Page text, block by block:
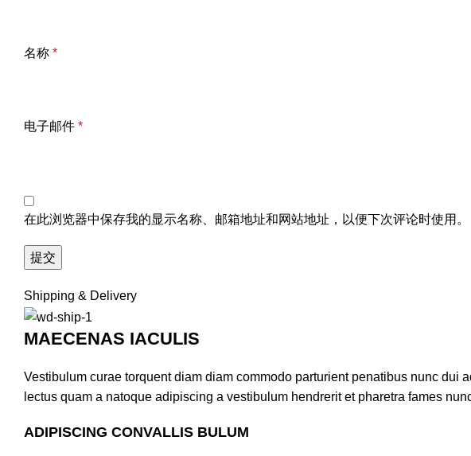
名称 *
电子邮件 *
在此浏览器中保存我的显示名称、邮箱地址和网站地址，以便下次评论时使用。
Shipping & Delivery
MAECENAS IACULIS
Vestibulum curae torquent diam diam commodo parturient penatibus nunc
lectus quam a natoque adipiscing a vestibulum hendrerit et pharetra fames
ADIPISCING CONVALLIS BULUM